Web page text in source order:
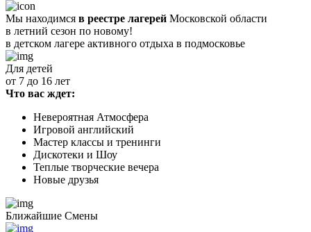
Мы находимся в реестре лагерей Московской области
в летний сезон по новому!
в детском лагере активного отдыха в подмосковье
Для детей
от 7 до 16 лет
Что вас ждет:
Невероятная Атмосфера
Игровой английский
Мастер классы и тренинги
Дискотеки и Шоу
Теплые творческие вечера
Новые друзья
Ближайшие Смены